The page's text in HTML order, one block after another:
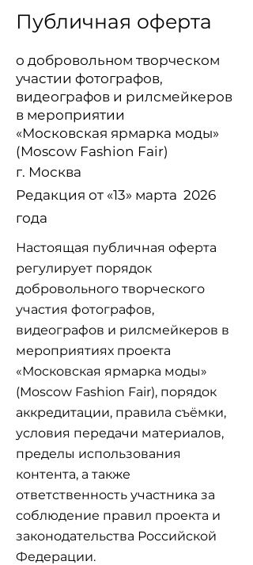
Публичная оферта
о добровольном творческом
участии фотографов,
видеографов и рилсмейкеров
в мероприятии
«Московская ярмарка моды»
(Moscow Fashion Fair)
г. Москва
Редакция от «13» марта 2026
года
Настоящая публичная оферта
регулирует порядок
добровольного творческого
участия фотографов,
видеографов и рилсмейкеров в
мероприятиях проекта
«Московская ярмарка моды»
(Moscow Fashion Fair), порядок
аккредитации, правила съёмки,
условия передачи материалов,
пределы использования
контента, а также
ответственность участника за
соблюдение правил проекта и
законодательства Российской
Федерации.